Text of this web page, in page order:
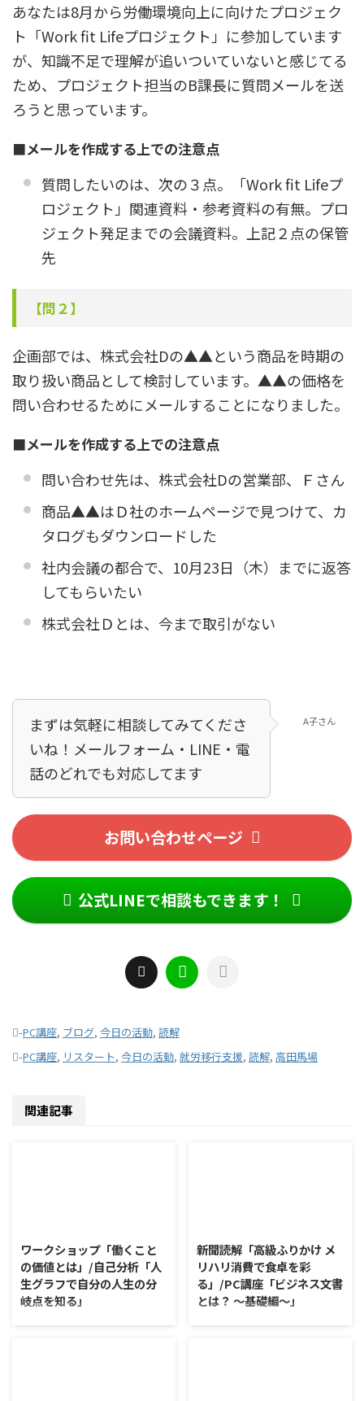
あなたは8月から労働環境向上に向けたプロジェク
ト「Work fit Lifeプロジェクト」に参加しています
が、知識不足で理解が追いついていないと感じてる
ため、プロジェクト担当のB課長に質問メールを送
ろうと思っています。
■メールを作成する上での注意点
質問したいのは、次の３点。「Work fit Lifeプ
ロジェクト」関連資料・参考資料の有無。プロ
ジェクト発足までの会議資料。上記２点の保管
先
【問２】
企画部では、株式会社Dの▲▲という商品を時期の
取り扱い商品として検討しています。▲▲の価格を
問い合わせるためにメールすることになりました。
■メールを作成する上での注意点
問い合わせ先は、株式会社Dの営業部、Ｆさん
商品▲▲はＤ社のホームページで見つけて、カ
タログもダウンロードした
社内会議の都合で、10月23日（木）までに返答
してもらいたい
株式会社Ｄとは、今まで取引がない
まずは気軽に相談してみてくださ
いね！メールフォーム・LINE・電
話のどれでも対応してます！
A子さん
お問い合わせページ
公式LINEで相談もできます！
-PC講座, ブログ, 今日の活動, 読解
-PC講座, リスタート, 今日の活動, 就労移行支援, 読解, 高田馬場
関連記事
ワークショップ「働くこと
の価値とは」/自己分析「人
生グラフで自分の人生の分
岐点を知る」
新聞読解「高級ふりかけ メ
リハリ消費で食卓を彩
る」/PC講座「ビジネス文書
とは？ ～基礎編～」